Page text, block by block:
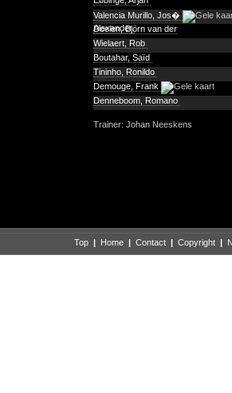
Valencia Murillo, Jos�
Alexander
Doelen, Björn van der
Wielaert, Rob
Boutahar, Saïd
Tininho, Ronildo
Demouge, Frank
Denneboom, Romano
Trainer: Johan Neeskens
Top | Home | Contact | Copyright |